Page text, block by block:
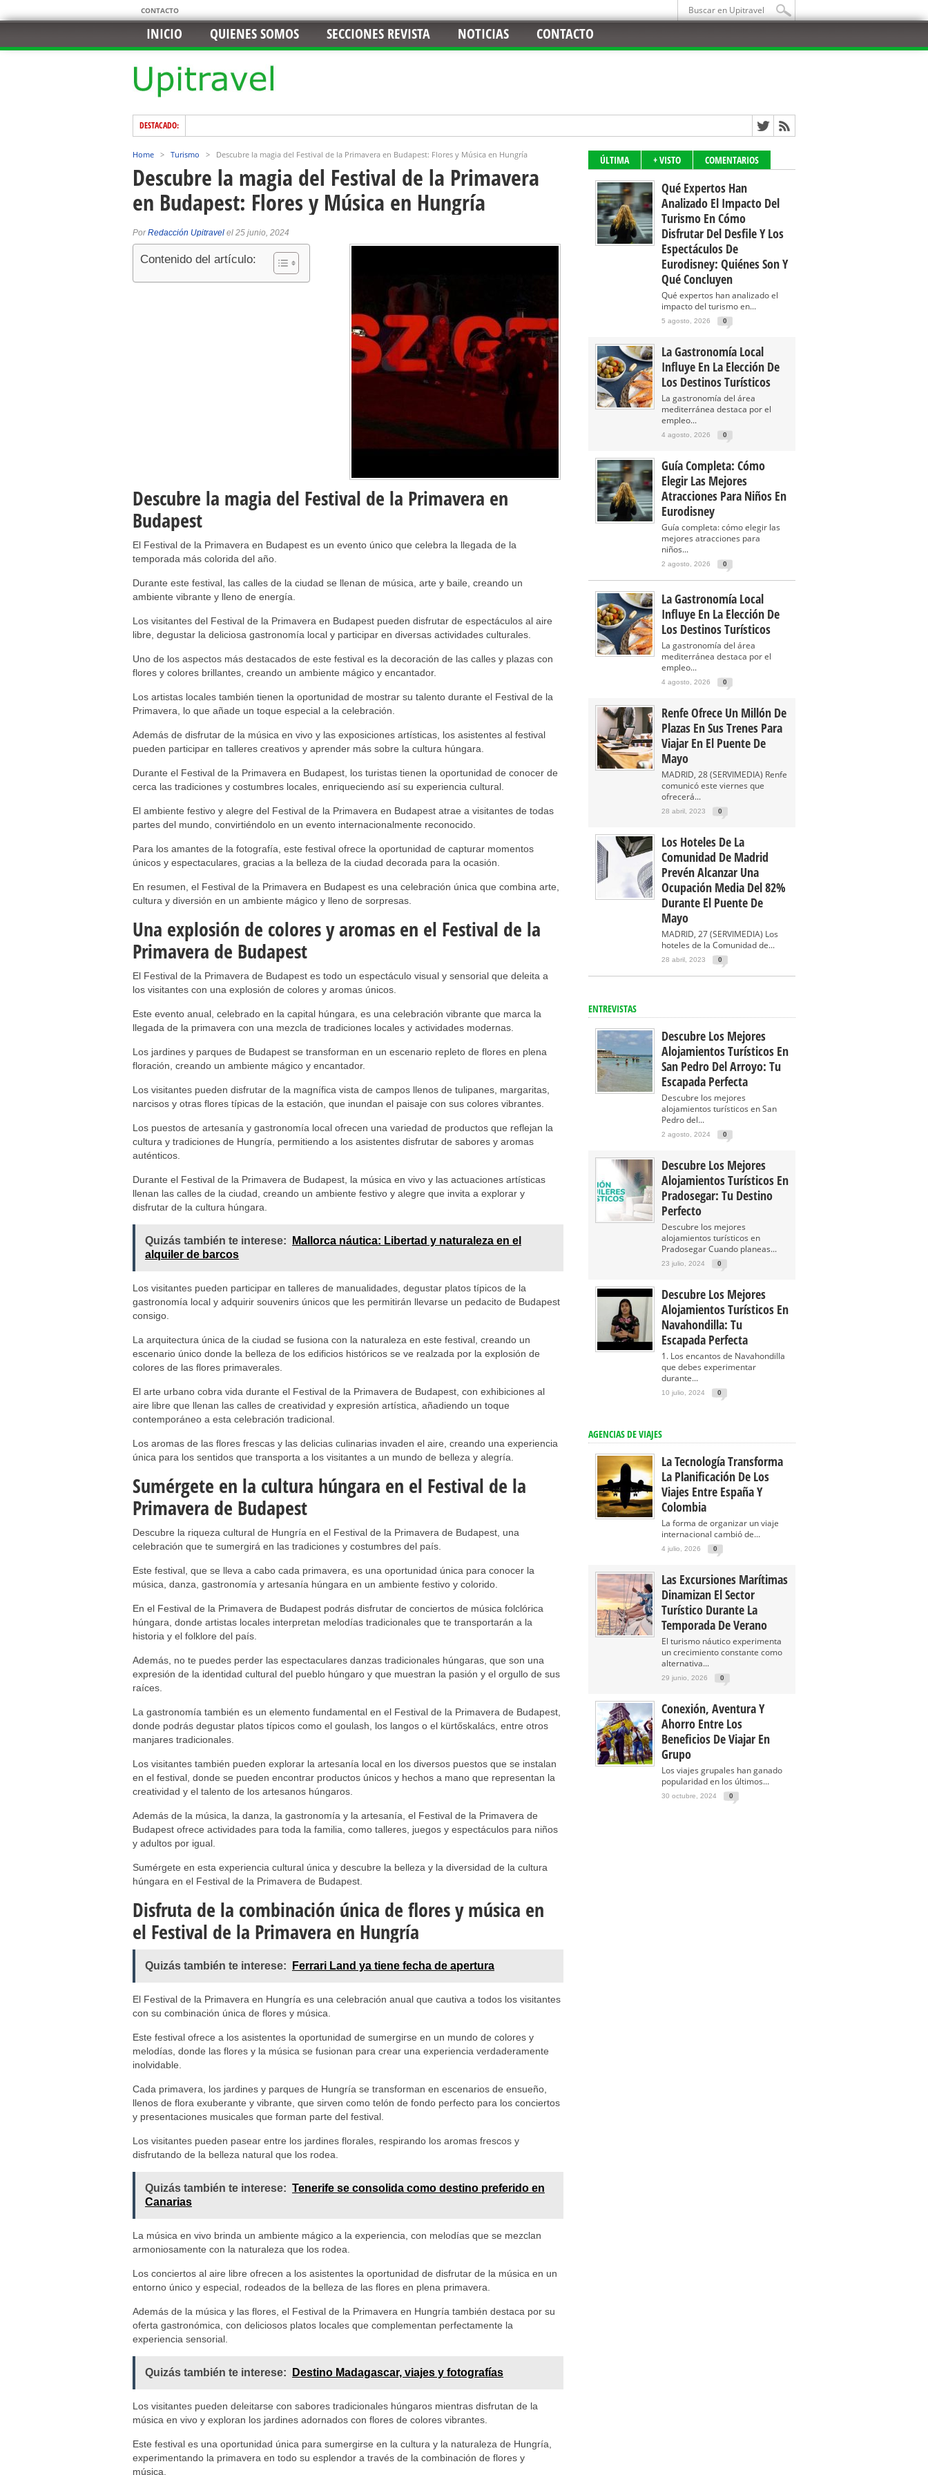
CONTACTO
INICIO QUIENES SOMOS SECCIONES REVISTA NOTICIAS CONTACTO
DESTACADO:
Home > Turismo > Descubre la magia del Festival de la Primavera en Budapest: Flores y Música en Hungría
Descubre la magia del Festival de la Primavera
en Budapest: Flores y Música en Hungría
PorRedacción Upitravel el 25 junio, 2024
Contenido del artículo:
Descubre la magia del Festival de la Primavera en
Budapest
El Festival de la Primavera en Budapest es un evento único que celebra la llegada de la
temporada más colorida del año.
Durante este festival, las calles de la ciudad se llenan de música, arte y baile, creando un
ambiente vibrante y lleno de energía.
Los visitantes del Festival de la Primavera en Budapest pueden disfrutar de espectáculos al aire
libre, degustar la deliciosa gastronomía local y participar en diversas actividades culturales.
Uno de los aspectos más destacados de este festival es la decoración de las calles y plazas con
flores y colores brillantes, creando un ambiente mágico y encantador.
Los artistas locales también tienen la oportunidad de mostrar su talento durante el Festival de la
Primavera, lo que añade un toque especial a la celebración.
Además de disfrutar de la música en vivo y las exposiciones artísticas, los asistentes al festival
pueden participar en talleres creativos y aprender más sobre la cultura húngara.
Durante el Festival de la Primavera en Budapest, los turistas tienen la oportunidad de conocer de
cerca las tradiciones y costumbres locales, enriqueciendo así su experiencia cultural.
El ambiente festivo y alegre del Festival de la Primavera en Budapest atrae a visitantes de todas
partes del mundo, convirtiéndolo en un evento internacionalmente reconocido.
Para los amantes de la fotografía, este festival ofrece la oportunidad de capturar momentos
únicos y espectaculares, gracias a la belleza de la ciudad decorada para la ocasión.
En resumen, el Festival de la Primavera en Budapest es una celebración única que combina arte,
cultura y diversión en un ambiente mágico y lleno de sorpresas.
Una explosión de colores y aromas en el Festival de la
Primavera de Budapest
El Festival de la Primavera de Budapest es todo un espectáculo visual y sensorial que deleita a
los visitantes con una explosión de colores y aromas únicos.
Este evento anual, celebrado en la capital húngara, es una celebración vibrante que marca la
llegada de la primavera con una mezcla de tradiciones locales y actividades modernas.
Los jardines y parques de Budapest se transforman en un escenario repleto de flores en plena
floración, creando un ambiente mágico y encantador.
Los visitantes pueden disfrutar de la magnífica vista de campos llenos de tulipanes, margaritas,
narcisos y otras flores típicas de la estación, que inundan el paisaje con sus colores vibrantes.
Los puestos de artesanía y gastronomía local ofrecen una variedad de productos que reflejan la
cultura y tradiciones de Hungría, permitiendo a los asistentes disfrutar de sabores y aromas
auténticos.
Durante el Festival de la Primavera de Budapest, la música en vivo y las actuaciones artísticas
llenan las calles de la ciudad, creando un ambiente festivo y alegre que invita a explorar y
disfrutar de la cultura húngara.
Quizás también te interese:
Mallorca náutica: Libertad y naturaleza en el
alquiler de barcos
Los visitantes pueden participar en talleres de manualidades, degustar platos típicos de la
gastronomía local y adquirir souvenirs únicos que les permitirán llevarse un pedacito de Budapest
consigo.
La arquitectura única de la ciudad se fusiona con la naturaleza en este festival, creando un
escenario único donde la belleza de los edificios históricos se ve realzada por la explosión de
colores de las flores primaverales.
El arte urbano cobra vida durante el Festival de la Primavera de Budapest, con exhibiciones al
aire libre que llenan las calles de creatividad y expresión artística, añadiendo un toque
contemporáneo a esta celebración tradicional.
Los aromas de las flores frescas y las delicias culinarias invaden el aire, creando una experiencia
única para los sentidos que transporta a los visitantes a un mundo de belleza y alegría.
Sumérgete en la cultura húngara en el Festival de la
Primavera de Budapest
Descubre la riqueza cultural de Hungría en el Festival de la Primavera de Budapest, una
celebración que te sumergirá en las tradiciones y costumbres del país.
Este festival, que se lleva a cabo cada primavera, es una oportunidad única para conocer la
música, danza, gastronomía y artesanía húngara en un ambiente festivo y colorido.
En el Festival de la Primavera de Budapest podrás disfrutar de conciertos de música folclórica
húngara, donde artistas locales interpretan melodías tradicionales que te transportarán a la
historia y el folklore del país.
Además, no te puedes perder las espectaculares danzas tradicionales húngaras, que son una
expresión de la identidad cultural del pueblo húngaro y que muestran la pasión y el orgullo de sus
raíces.
La gastronomía también es un elemento fundamental en el Festival de la Primavera de Budapest,
donde podrás degustar platos típicos como el goulash, los langos o el kürtőskalács, entre otros
manjares tradicionales.
Los visitantes también pueden explorar la artesanía local en los diversos puestos que se instalan
en el festival, donde se pueden encontrar productos únicos y hechos a mano que representan la
creatividad y el talento de los artesanos húngaros.
Además de la música, la danza, la gastronomía y la artesanía, el Festival de la Primavera de
Budapest ofrece actividades para toda la familia, como talleres, juegos y espectáculos para niños
y adultos por igual.
Sumérgete en esta experiencia cultural única y descubre la belleza y la diversidad de la cultura
húngara en el Festival de la Primavera de Budapest.
Disfruta de la combinación única de flores y música en
el Festival de la Primavera en Hungría
Quizás también te interese: Ferrari Land ya tiene fecha de apertura
El Festival de la Primavera en Hungría es una celebración anual que cautiva a todos los visitantes
con su combinación única de flores y música.
Este festival ofrece a los asistentes la oportunidad de sumergirse en un mundo de colores y
melodías, donde las flores y la música se fusionan para crear una experiencia verdaderamente
inolvidable.
Cada primavera, los jardines y parques de Hungría se transforman en escenarios de ensueño,
llenos de flora exuberante y vibrante, que sirven como telón de fondo perfecto para los conciertos
y presentaciones musicales que forman parte del festival.
Los visitantes pueden pasear entre los jardines florales, respirando los aromas frescos y
disfrutando de la belleza natural que los rodea.
Quizás también te interese: Tenerife se consolida como destino preferido en
Canarias
La música en vivo brinda un ambiente mágico a la experiencia, con melodías que se mezclan
armoniosamente con la naturaleza que los rodea.
Los conciertos al aire libre ofrecen a los asistentes la oportunidad de disfrutar de la música en un
entorno único y especial, rodeados de la belleza de las flores en plena primavera.
Además de la música y las flores, el Festival de la Primavera en Hungría también destaca por su
oferta gastronómica, con deliciosos platos locales que complementan perfectamente la
experiencia sensorial.
Quizás también te interese: Destino Madagascar, viajes y fotografías
Los visitantes pueden deleitarse con sabores tradicionales húngaros mientras disfrutan de la
música en vivo y exploran los jardines adornados con flores de colores vibrantes.
Este festival es una oportunidad única para sumergirse en la cultura y la naturaleza de Hungría,
experimentando la primavera en todo su esplendor a través de la combinación de flores y
música.
ÚLTIMA + VISTO COMENTARIOS
Qué Expertos Han
Analizado El Impacto Del
Turismo En Cómo
Disfrutar Del Desfile Y Los
Espectáculos De
Eurodisney: Quiénes Son Y
Qué Concluyen
Qué expertos han analizado el
impacto del turismo en...
5 agosto, 2026 0
La Gastronomía Local
Influye En La Elección De
Los Destinos Turísticos
La gastronomía del área
mediterránea destaca por el
empleo...
4 agosto, 2026 0
Guía Completa: Cómo
Elegir Las Mejores
Atracciones Para Niños En
Eurodisney
Guía completa: cómo elegir las
mejores atracciones para
niños...
2 agosto, 2026 0
La Gastronomía Local
Influye En La Elección De
Los Destinos Turísticos
La gastronomía del área
mediterránea destaca por el
empleo...
4 agosto, 2026 0
Renfe Ofrece Un Millón De
Plazas En Sus Trenes Para
Viajar En El Puente De
Mayo
MADRID, 28 (SERVIMEDIA) Renfe
comunicó este viernes que
ofrecerá...
28 abril, 2023 0
Los Hoteles De La
Comunidad De Madrid
Prevén Alcanzar Una
Ocupación Media Del 82%
Durante El Puente De
Mayo
MADRID, 27 (SERVIMEDIA) Los
hoteles de la Comunidad de...
28 abril, 2023 0
ENTREVISTAS
Descubre Los Mejores
Alojamientos Turísticos En
San Pedro Del Arroyo: Tu
Escapada Perfecta
Descubre los mejores
alojamientos turísticos en San
Pedro del...
2 agosto, 2024 0
Descubre Los Mejores
Alojamientos Turísticos En
Pradosegar: Tu Destino
Perfecto
Descubre los mejores
alojamientos turísticos en
Pradosegar Cuando planeas...
23 julio, 2024 0
Descubre Los Mejores
Alojamientos Turísticos En
Navahondilla: Tu
Escapada Perfecta
1. Los encantos de Navahondilla
que debes experimentar
durante...
10 julio, 2024 0
AGENCIAS DE VIAJES
La Tecnología Transforma
La Planificación De Los
Viajes Entre España Y
Colombia
La forma de organizar un viaje
internacional cambió de...
4 julio, 2026 0
Las Excursiones Marítimas
Dinamizan El Sector
Turístico Durante La
Temporada De Verano
El turismo náutico experimenta
un crecimiento constante como
alternativa...
29 junio, 2026 0
Conexión, Aventura Y
Ahorro Entre Los
Beneficios De Viajar En
Grupo
Los viajes grupales han ganado
popularidad en los últimos...
30 octubre, 2024 0